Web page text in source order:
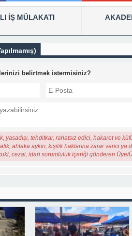
İŞ MÜLAKATI
belirtmek istermisiniz?
yasadışı, tehditkar, rahatsız edici, hakaret ve
ahlaka aykırı, kişilik haklarına zarar verici
cezai, idari sorumluluk içeriği gönderen Üye/